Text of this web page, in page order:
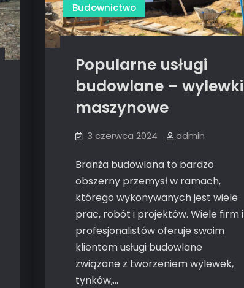
Budownictwo
Popularne usługi
budowlane – wylewki
maszynowe
3 czerwca 2024 admin
Branża budowlana to bardzo
obszerny przemysł w ramach,
którego wykonywanych jest wiele
prac, robót i projektów. Wiele firm i
profesjonalistów oferuje swoim
klientom usługi budowlane
związane z tworzeniem wylewek,
tynków,…